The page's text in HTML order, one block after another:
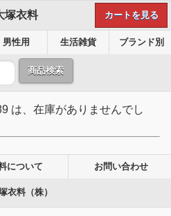
塚衣料 カートを見る
男性用 生活雑貨 ブランド別
商品検索
は、在庫がありませんでし
について お問い合わせ
衣料（株）